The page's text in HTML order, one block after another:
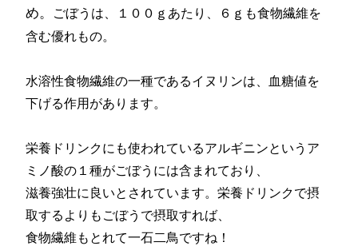
め。
ごぼうは、１００ｇあたり、６ｇも食物繊維を
含む優れもの。
水溶性食物繊維の一種であるイヌリンは、血糖値を
下げる作用があります。
栄養ドリンクにも使われているアルギニンというア
ミノ酸の１種がごぼうには含まれており、
滋養強壮に良いとされています。栄養ドリンクで摂
取するよりもごぼうで摂取すれば、
食物繊維もとれて一石二鳥ですね！